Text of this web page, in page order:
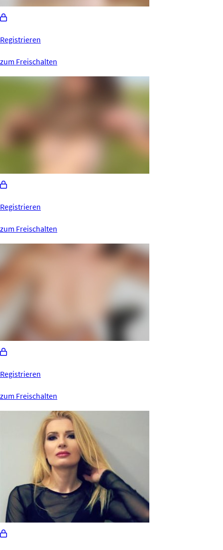
Registrieren
zum Freischalten
Registrieren
zum Freischalten
Registrieren
zum Freischalten